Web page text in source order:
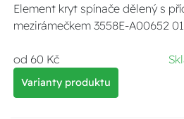
Element kryt spínače dělený s
mezirámečkem 3558E-A00652
od 60 Kč
Varianty produktu